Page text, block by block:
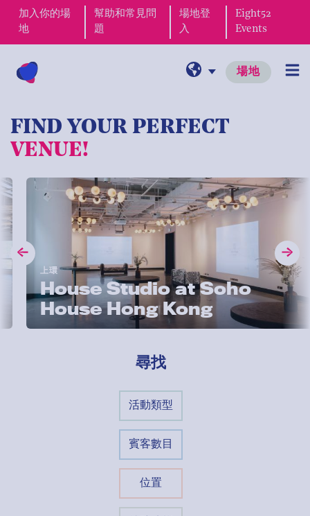
加入你的場
地
幫助和常見問
題
場地登
入
Eight52
Events
場地
FIND YOUR PERFECT
VENUE!
上環
House Studio at Soho
House Hong Kong
尋找
活動類型
賓客數目
位置